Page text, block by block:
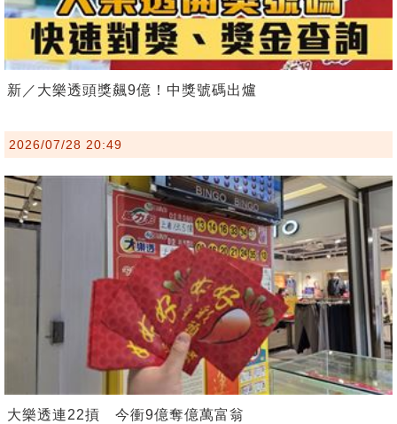
新／大樂透頭獎飆9億！中獎號碼出爐
2026/07/28 20:49
大樂透連22摃 今衝9億奪億萬富翁